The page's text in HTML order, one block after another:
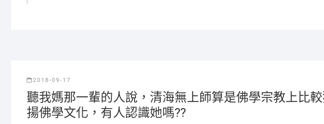
2018-09-17
聽我媽那一輩的人說，清海無上師算是佛學宗教上比
揚佛學文化，有人認識她嗎??